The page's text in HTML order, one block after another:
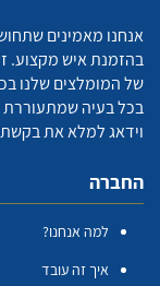
אנחנו מאמינים
בהזמנת איש מקצוע.
של המומלצים שלנו
בכל בעיה שמתעוררת
וידאג למלא את
החברה
למה אנחנו?
איך זה עובד